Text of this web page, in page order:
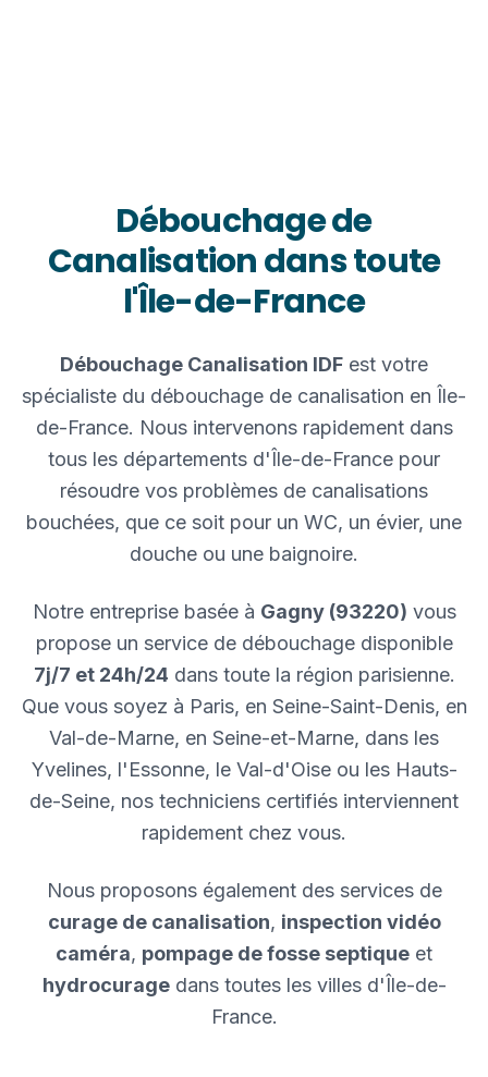
Débouchage de
Canalisation dans toute
l'Île-de-France
Débouchage Canalisation IDF est votre
spécialiste du débouchage de canalisation en Île-
de-France. Nous intervenons rapidement dans
tous les départements d'Île-de-France pour
résoudre vos problèmes de canalisations
bouchées, que ce soit pour un WC, un évier, une
douche ou une baignoire.
Notre entreprise basée à Gagny (93220) vous
propose un service de débouchage disponible
7j/7 et 24h/24 dans toute la région parisienne.
Que vous soyez à Paris, en Seine-Saint-Denis, en
Val-de-Marne, en Seine-et-Marne, dans les
Yvelines, l'Essonne, le Val-d'Oise ou les Hauts-
de-Seine, nos techniciens certifiés interviennent
rapidement chez vous.
Nous proposons également des services de
curage de canalisation, inspection vidéo
caméra, pompage de fosse septique et
hydrocuragedans toutes les villes d'Île-de-
France.